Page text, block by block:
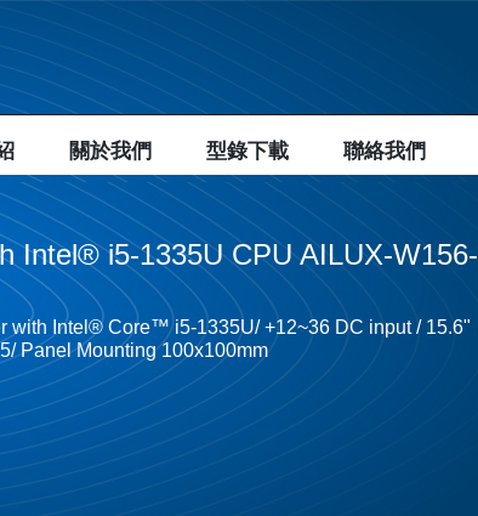
關於我們 型錄下載 聯絡我們
Intel® i5-1335U CPU AILUX-W156-
with Intel® Core™ i5-1335U/ +12~36 DC input / 15.6"
Panel Mounting 100x100mm